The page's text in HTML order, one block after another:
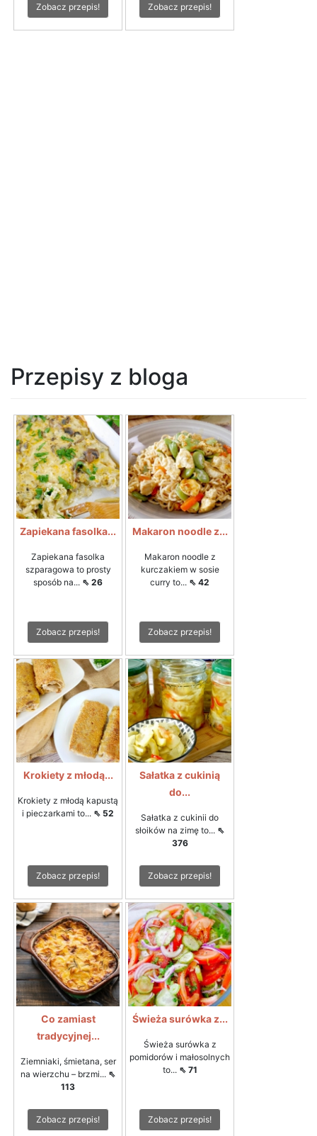
Zobacz przepis! Zobacz przepis!
Przepisy z bloga
Zapiekana fasolka...
Zapiekana fasolka
szparagowa to prosty
sposób na... ⇖ 26
Zobacz przepis!
Makaron noodle z...
Makaron noodle z
kurczakiem w sosie
curry to... ⇖ 42
Zobacz przepis!
Krokiety z młodą...
Krokiety z młodą kapustą
i pieczarkami to... ⇖ 52
Zobacz przepis!
Sałatka z cukinią
do...
Sałatka z cukinii do
słoików na zimę to... ⇖
376
Zobacz przepis!
Co zamiast
tradycyjnej...
Ziemniaki, śmietana, ser
na wierzchu – brzmi... ⇖
113
Zobacz przepis!
Świeża surówka z...
Świeża surówka z
pomidorów i małosolnych
to... ⇖ 71
Zobacz przepis!